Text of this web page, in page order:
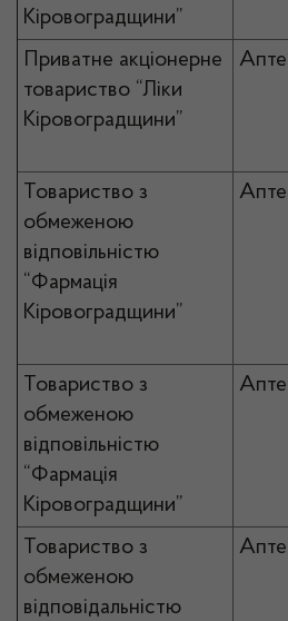
Кіровоградщини”
Приватне акціонерне
товариство “Ліки
Кіровоградщини”
Товариство з
обмеженою
відповільністю
“Фармація
Кіровоградщини”
Товариство з
обмеженою
відповільністю
“Фармація
Кіровоградщини”
Товариство з
обмеженою
відповідальністю